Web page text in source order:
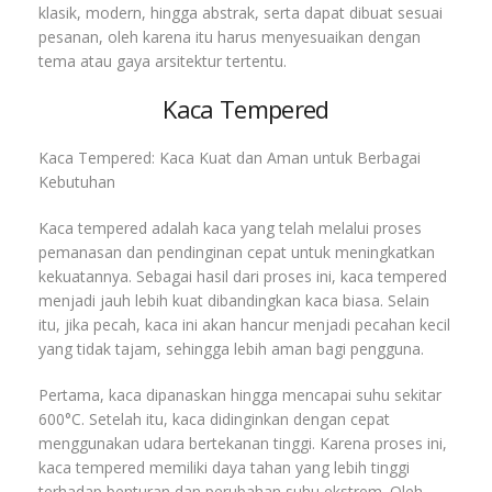
klasik, modern, hingga abstrak, serta dapat dibuat sesuai
pesanan, oleh karena itu harus menyesuaikan dengan
tema atau gaya arsitektur tertentu.
Kaca Tempered
Kaca Tempered: Kaca Kuat dan Aman untuk Berbagai
Kebutuhan
Kaca tempered adalah kaca yang telah melalui proses
pemanasan dan pendinginan cepat untuk meningkatkan
kekuatannya. Sebagai hasil dari proses ini, kaca tempered
menjadi jauh lebih kuat dibandingkan kaca biasa. Selain
itu, jika pecah, kaca ini akan hancur menjadi pecahan kecil
yang tidak tajam, sehingga lebih aman bagi pengguna.
Pertama, kaca dipanaskan hingga mencapai suhu sekitar
600°C. Setelah itu, kaca didinginkan dengan cepat
menggunakan udara bertekanan tinggi. Karena proses ini,
kaca tempered memiliki daya tahan yang lebih tinggi